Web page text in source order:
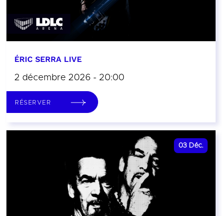
ÉRIC SERRA LIVE
2 décembre 2026 - 20:00
RÉSERVER
03 Déc.